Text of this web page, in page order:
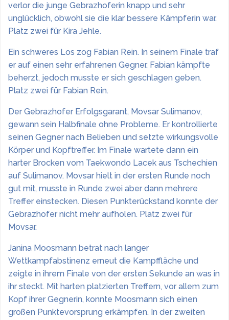
verlor die junge Gebrazhoferin knapp und sehr
unglücklich, obwohl sie die klar bessere Kämpferin war.
Platz zwei für Kira Jehle.
Ein schweres Los zog Fabian Rein. In seinem Finale traf
er auf einen sehr erfahrenen Gegner. Fabian kämpfte
beherzt, jedoch musste er sich geschlagen geben.
Platz zwei für Fabian Rein.
Der Gebrazhofer Erfolgsgarant, Movsar Sulimanov,
gewann sein Halbfinale ohne Probleme. Er kontrollierte
seinen Gegner nach Belieben und setzte wirkungsvolle
Körper und Kopftreffer. Im Finale wartete dann ein
harter Brocken vom Taekwondo Lacek aus Tschechien
auf Sulimanov. Movsar hielt in der ersten Runde noch
gut mit, musste in Runde zwei aber dann mehrere
Treffer einstecken. Diesen Punkterückstand konnte der
Gebrazhofer nicht mehr aufholen. Platz zwei für
Movsar.
Janina Moosmann betrat nach langer
Wettkampfabstinenz erneut die Kampffläche und
zeigte in ihrem Finale von der ersten Sekunde an was in
ihr steckt. Mit harten platzierten Treffern, vor allem zum
Kopf ihrer Gegnerin, konnte Moosmann sich einen
großen Punktevorsprung erkämpfen. In der zweiten